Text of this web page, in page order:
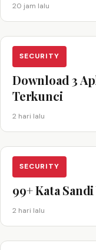
20 jam lalu
SECURITY
Download 3
Terkunci
2 hari lalu
SECURITY
99+ Kata
2 hari lalu